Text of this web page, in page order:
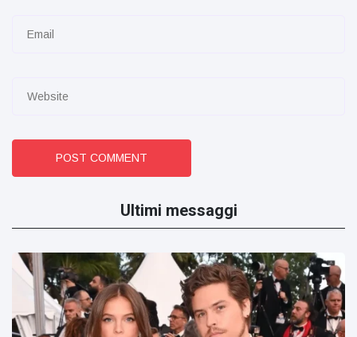
POST COMMENT
Ultimi messaggi